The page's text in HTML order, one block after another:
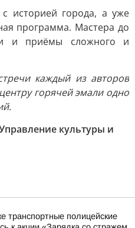
с историей города, а уже
программа. Мастера до
и приёмы сложного и
каждый из авторов
горячей эмали одно
культуры и
транспортные полицейские